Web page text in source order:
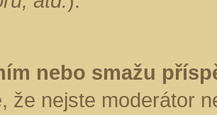
nebo smažu
že nejste moderátor